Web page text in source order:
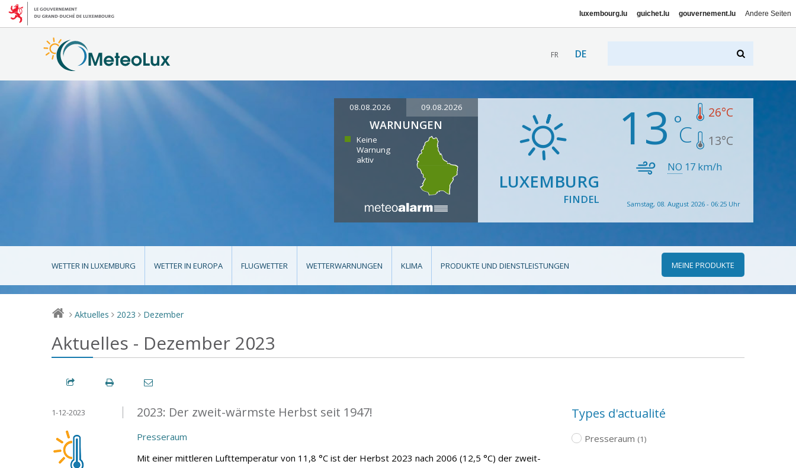
luxembourg.lu guichet.lu gouvernement.lu Andere Seiten
FR DE
08.08.2026 09.08.2026
WARNUNGEN
Keine
Warnung
aktiv
LUXEMBURG
FINDEL
13 26°C
13°C
NO 17 km/h
Samstag, 08. August 2026 - 06:25 Uhr
WETTER IN LUXEMBURG WETTER IN EUROPA FLUGWETTER WETTERWARNUNGEN KLIMA PRODUKTE UND DIENSTLEISTUNGEN MEINE PRODUKTE
> Aktuelles > 2023 > Dezember
Aktuelles - Dezember 2023
2023: Der zweit-wärmste Herbst seit 1947!
1-12-2023
Presseraum
Mit einer mittleren Lufttemperatur von 11,8 °C ist der Herbst 2023 nach 2006 (12,5 °C) der zweit-
Types d'actualité
Presseraum (1)